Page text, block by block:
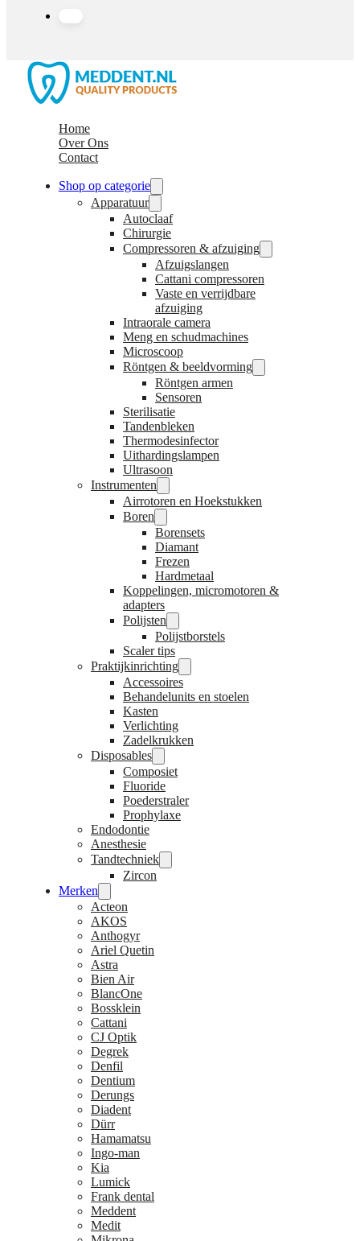
Home
Over Ons
Contact
Shop op categorie
Apparatuur
Autoclaaf
Chirurgie
Compressoren & afzuiging
Afzuigslangen
Cattani compressoren
Vaste en verrijdbare
afzuiging
Intraorale camera
Meng en schudmachines
Microscoop
Röntgen & beeldvorming
Röntgen armen
Sensoren
Sterilisatie
Tandenbleken
Thermodesinfector
Uithardingslampen
Ultrasoon
Instrumenten
Airrotoren en Hoekstukken
Boren
Borensets
Diamant
Frezen
Hardmetaal
Koppelingen, micromotoren &
adapters
Polijsten
Polijstborstels
Scaler tips
Praktijkinrichting
Accessoires
Behandelunits en stoelen
Kasten
Verlichting
Zadelkrukken
Disposables
Composiet
Fluoride
Poederstraler
Prophylaxe
Endodontie
Anesthesie
Tandtechniek
Zircon
Merken
Acteon
AKOS
Anthogyr
Ariel Quetin
Astra
Bien Air
BlancOne
Bossklein
Cattani
CJ Optik
Degrek
Denfil
Dentium
Derungs
Diadent
Dürr
Hamamatsu
Ingo-man
Kia
Lumick
Frank dental
Meddent
Medit